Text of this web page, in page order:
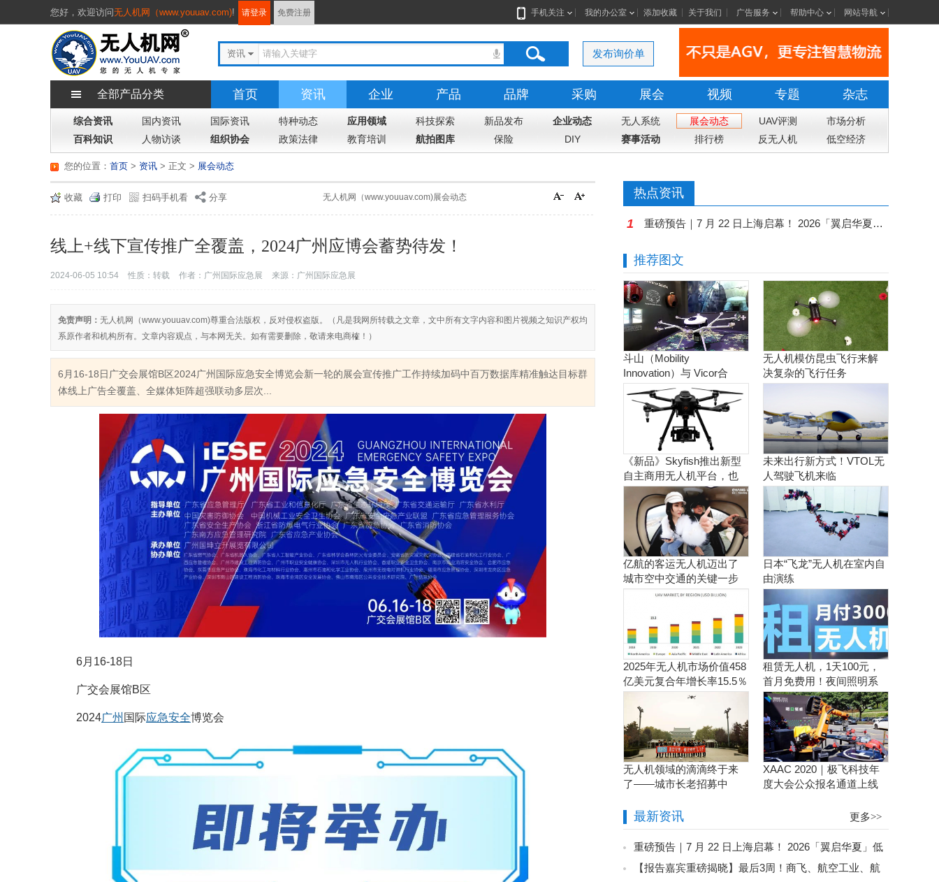
您好， 欢迎访问无人机网（www.youuav.com)! 请登录 免费注册 手机关注 我的办公室 添加收藏 关于我们 广告服务 帮助中心 网站导航
资讯 发布询价单
全部产品分类 首页 资讯 企业 产品 品牌 采购 展会 视频 专题 杂志
综合资讯 国内资讯 国际资讯 特种动态 应用领域 科技探索 新品发布 企业动态 无人系统 展会动态 UAV评测
市场分析
百科知识
人物访谈 组织协会 政策法律 教育培训 航拍图库 保险 DIY 赛事活动 排行榜 反无人机 低空经济
您的位置： 首页 > 资讯 > 展会动态
> 正文
收藏 打印 扫码手机看 分享 无人机网（www.youuav.com)展会动态
线上+线下宣传推广全覆盖，2024广州应博会蓄势待发！
2024-06-05 10:54 性质：转载 作者：广州国际应急展 来源：广州国际应急展
免责声明： 无人机网（www.youuav.com)尊重合法版权，反对侵权盗版。（凡是我网所转载之文章，文中所有文字内容和图片视频之知识产权均
系原作者和机构所有。文章内容观点，与本网无关。如有需要删除，敬请来电商榷！）
6月16-18日广交会展馆B区2024广州国际应急安全博览会新一轮的展会宣传推广工作持续加码中百万数据库精准触达目标群
体线上广告全覆盖、全媒体矩阵超强联动多层次...
6月16-18日
广交会展馆B区
2024广州 国际应急安全博览会
热点资讯
1 重磅预告｜7 月 22 日上海启幕！ 2026「翼启华夏」低空经济生态共建中国行・上海总站暨 第二届全国低空行业会长论坛盛大来袭
推荐图文
斗山（Mobility
Innovation）与 Vicor合
作。实现商用氢燃料电池
无人机
无人机模仿昆虫飞行来解
决复杂的飞行任务
《新品》Skyfish推出新型
自主商用无人机平台，也
可搭载Sony Alpha相机
未来出行新方式！VTOL无
人驾驶飞机来临
亿航的客运无人机迈出了
城市空中交通的关键一步
日本“飞龙”无人机在室内自
由演练
2025年无人机市场价值458
亿美元复合年增长率15.5％
租赁无人机，1天100元，
首月免费用！夜间照明系
统施工、抢险、应急救援
利器！
无人机领域的滴滴终于来
了——城市长老招募中
XAAC 2020｜极飞科技年
度大会公众报名通道上线
最新资讯 更多>>
重磅预告｜7 月 22 日上海启幕！ 2026「翼启华夏」低
空经济生态共建中国行・上海总站暨 第二届全国低空行业
【报告嘉宾重磅揭晓】最后3周！商飞、航空工业、航